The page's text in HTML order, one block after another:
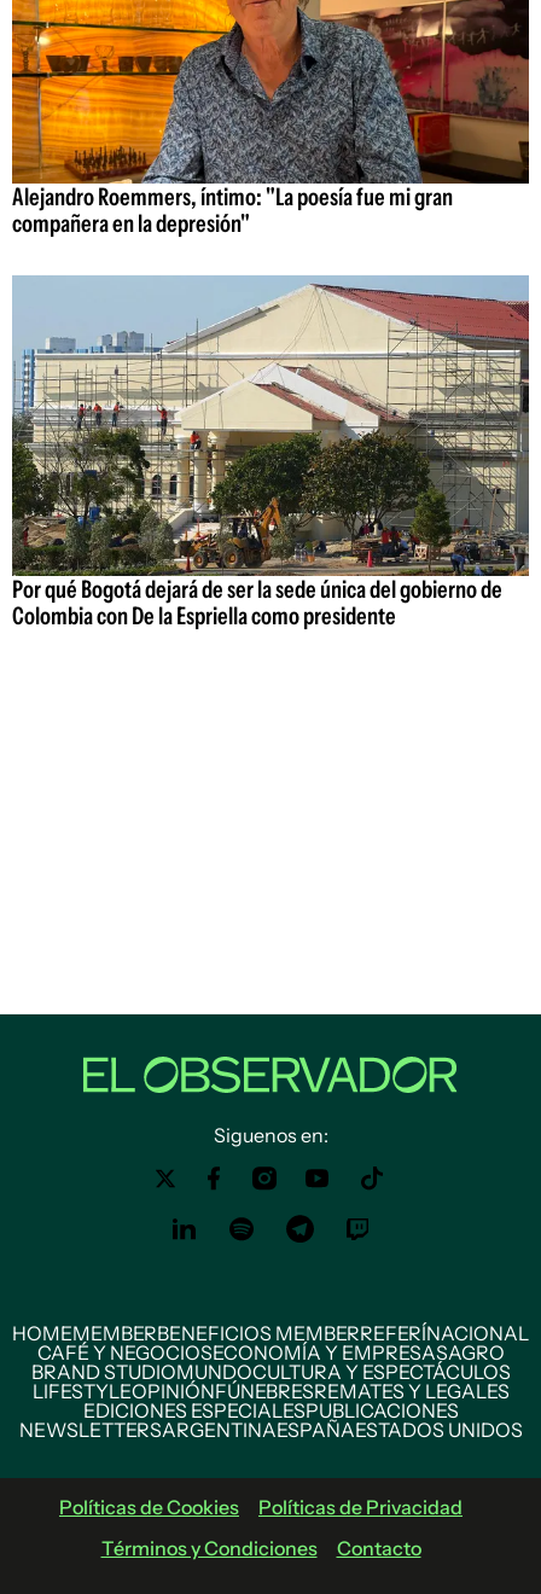
Alejandro Roemmers, íntimo: "La poesía fue mi gran
compañera en la depresión"
Por qué Bogotá dejará de ser la sede única del gobierno de
Colombia con De la Espriella como presidente
Siguenos en:
HOMEMEMBERBENEFICIOS MEMBERREFERÍNACIONAL
CAFÉ Y NEGOCIOSECONOMÍA Y EMPRESASAGRO
BRAND STUDIOMUNDOCULTURA Y ESPECTÁCULOS
LIFESTYLEOPINIÓNFÚNEBRESREMATES Y LEGALES
EDICIONES ESPECIALESPUBLICACIONES
NEWSLETTERSARGENTINAESPAÑAESTADOS UNIDOS
Políticas de Cookies
Políticas de Privacidad
Términos y Condiciones
Contacto